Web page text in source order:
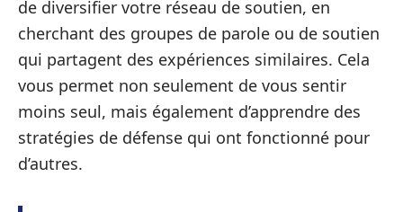
de diversifier votre réseau de soutien, en
cherchant des groupes de parole ou de soutien
qui partagent des expériences similaires. Cela
vous permet non seulement de vous sentir
moins seul, mais également d’apprendre des
stratégies de défense qui ont fonctionné pour
d’autres.